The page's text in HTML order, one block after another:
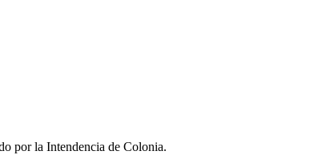
por la Intendencia de Colonia.